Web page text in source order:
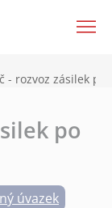
- rozvoz zásilek po
po
úvazek